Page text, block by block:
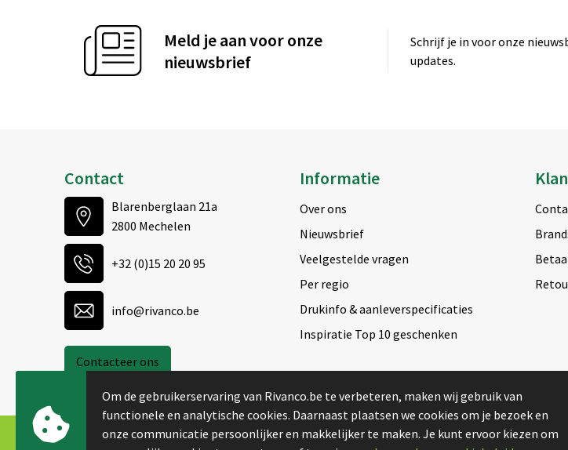
Meld je aan voor onze
nieuwsbrief
Schrijf je in voor onze
updates.
Contact
Blarenberglaan 21a
2800 Mechelen
+32 (0)15 20 20 95
info@rivanco.be
Contacteer ons
Informatie
Over ons
Nieuwsbrief
Veelgestelde vragen
Per regio
Drukinfo & aanleverspecificaties
Inspiratie Top 10 geschenken
Om de gebruikerservaring van Rivanco.be te verbeteren, maken wij gebruik van
functionele en analytische cookies. Daarnaast plaatsen we cookies om je bezoek en
onze communicatie persoonlijker en makkelijker te maken. Je kunt ervoor kiezen om